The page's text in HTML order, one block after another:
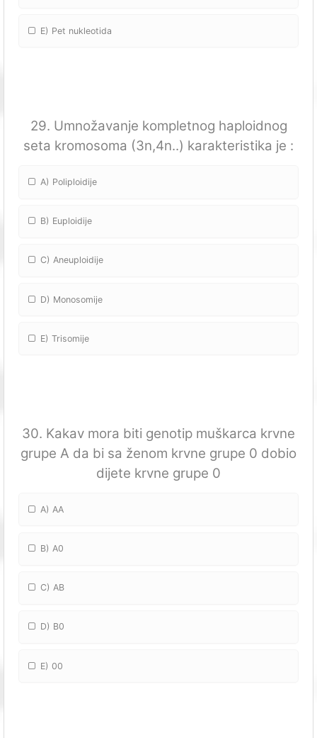
E) Pet nukleotida
29. Umnožavanje kompletnog haploidnog
seta kromosoma (3n,4n..) karakteristika je :
A) Poliploidije
B) Euploidije
C) Aneuploidije
D) Monosomije
E) Trisomije
30. Kakav mora biti genotip muškarca krvne
grupe A da bi sa ženom krvne grupe 0 dobio
dijete krvne grupe 0
A) AA
B) A0
C) AB
D) B0
E) 00